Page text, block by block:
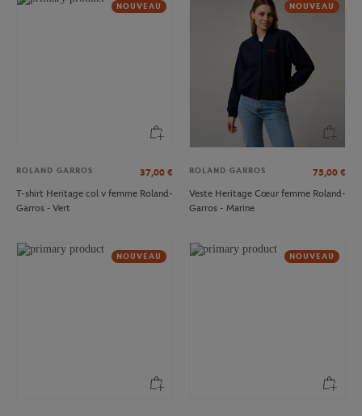
NOUVEAU
ROLAND GARROS 37,00 €
T-shirt Heritage col v femme Roland-
Garros - Vert
NOUVEAU
ROLAND GARROS 75,00 €
Veste Heritage Cœur femme Roland-
Garros - Marine
NOUVEAU NOUVEAU